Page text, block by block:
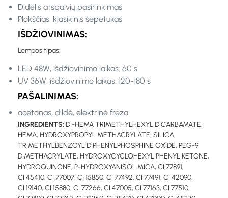
Didelis atspalvių pasirinkimas
Plokščias, klasikinis šepetukas
IŠDŽIOVINIMAS:
Lempos tipas:
LED 48W, išdžiovinimo laikas: 60 s
UV 36W, išdžiovinimo laikas: 120-180 s
PAŠALINIMAS:
acetonas, dildė, elektrinė freza
INGREDIENTS:DI-HEMA TRIMETHYLHEXYL DICARBAMATE,
HEMA, HYDROXYPROPYL METHACRYLATE, SILICA,
TRIMETHYLBENZOYL DIPHENYLPHOSPHINE OXIDE, PEG-9
DIMETHACRYLATE, HYDROXYCYCLOHEXYL PHENYL KETONE,
HYDROQUINONE, P-HYDROXYANISOL MICA, CI 77891,
CI 45410, CI 77007, CI 15850, CI 77492, CI 77491, CI 42090,
CI 19140, CI 15880, CI 77266, CI 47005, CI 77163, CI 77510,